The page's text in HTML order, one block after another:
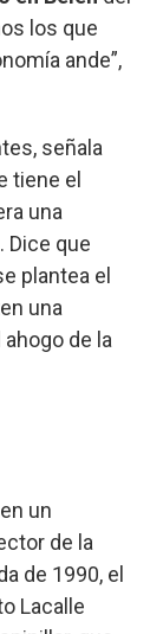
los que
ande”,
señala
tiene el
una
Dice que
plantea el
una
de la
un
de la
de 1990, el
Lacalle